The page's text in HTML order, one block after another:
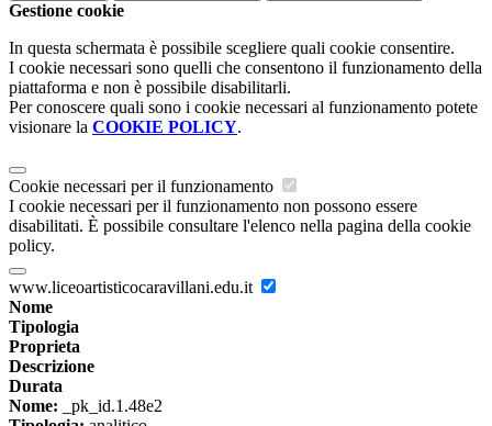
Gestione cookie
In questa schermata è possibile scegliere quali cookie consentire.
I cookie necessari sono quelli che consentono il funzionamento della
piattaforma e non è possibile disabilitarli.
Per conoscere quali sono i cookie necessari al funzionamento potete
visionare la COOKIE POLICY.
Cookie necessari per il funzionamento
I cookie necessari per il funzionamento non possono essere
disabilitati. È possibile consultare l'elenco nella pagina della cookie
policy.
www.liceoartisticocaravillani.edu.it
Nome
Tipologia
Proprieta
Descrizione
Durata
Nome: _pk_id.1.48e2